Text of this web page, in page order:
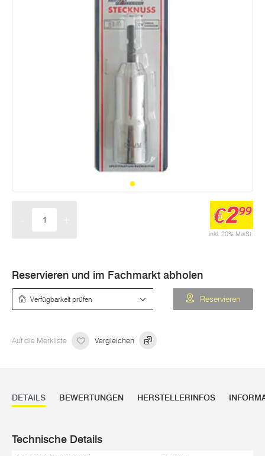
inkl. 20% MwSt.
€299
Reservieren und im Fachmarkt abholen
Reservieren
Auf die Merkliste Vergleichen
DETAILS BEWERTUNGEN HERSTELLERINFOS
Technische Details